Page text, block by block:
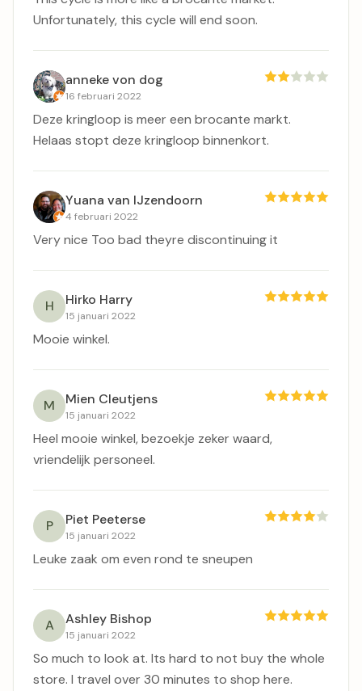
Unfortunately, this cycle will end soon.
anneke von dog
16 februari 2022
Deze kringloop is meer een brocante markt.
Helaas stopt deze kringloop binnenkort.
Yuana van IJzendoorn
4 februari 2022
Very nice Too bad theyre discontinuing it
H Hirko Harry
15 januari 2022
Mooie winkel.
M Mien Cleutjens
15 januari 2022
Heel mooie winkel, bezoekje zeker waard,
vriendelijk personeel.
P Piet Peeterse
15 januari 2022
Leuke zaak om even rond te sneupen
A Ashley Bishop
15 januari 2022
So much to look at. Its hard to not buy the whole
store. I travel over 30 minutes to shop here.